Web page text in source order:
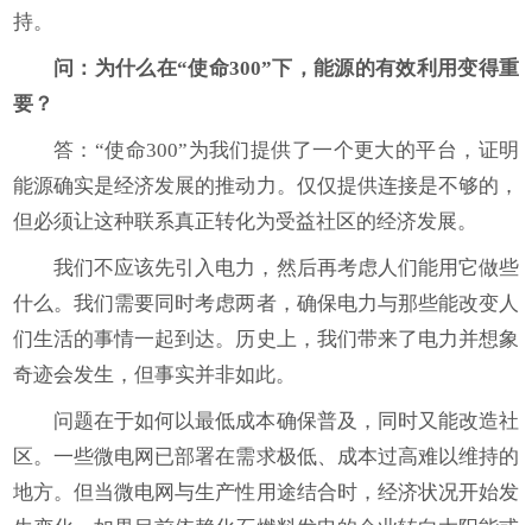
持。
问：为什么在“使命300”下，能源的有效利用变得重
要？
答：“使命300”为我们提供了一个更大的平台，证明
能源确实是经济发展的推动力。仅仅提供连接是不够的，
但必须让这种联系真正转化为受益社区的经济发展。
我们不应该先引入电力，然后再考虑人们能用它做些
什么。我们需要同时考虑两者，确保电力与那些能改变人
们生活的事情一起到达。历史上，我们带来了电力并想象
奇迹会发生，但事实并非如此。
问题在于如何以最低成本确保普及，同时又能改造社
区。一些微电网已部署在需求极低、成本过高难以维持的
地方。但当微电网与生产性用途结合时，经济状况开始发